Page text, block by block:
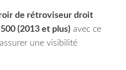
de rétroviseur droit
500 (2013 et plus) avec ce
une visibilité